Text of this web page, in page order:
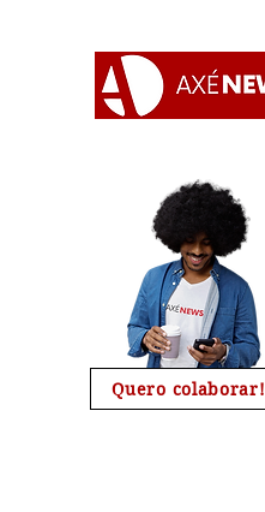
Quero colaborar!